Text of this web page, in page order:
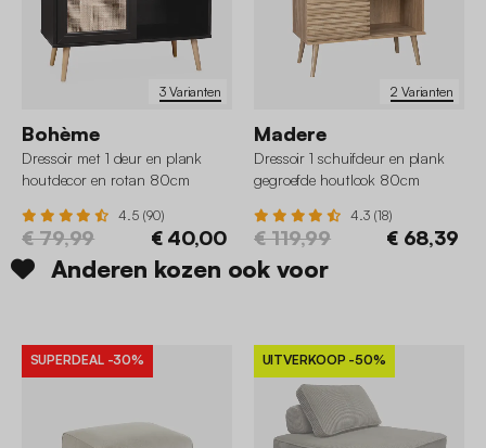
3 Varianten
Bohème
Dressoir met 1 deur en plank
houtdecor en rotan 80cm
4.5 (90)
€ 79,99 € 40,00
2 Varianten
Madere
Dressoir 1 schuifdeur en plank
gegroefde houtlook 80cm
4.3 (18)
€ 119,99 € 68,39
Anderen kozen ook voor
SUPERDEAL -30% UITVERKOOP -50%